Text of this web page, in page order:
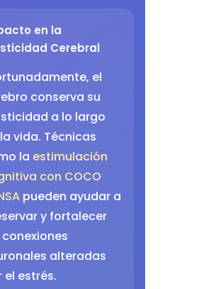
en la
Cerebral
el
conserva su
a lo largo
vida. Técnicas
la estimulación
con COCO
pueden ayudar a
y fortalecer
alteradas
el estrés.